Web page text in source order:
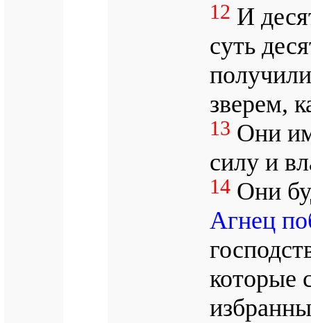
12 И
суть
зверем,
13 Они
силу и
14 Они
Агнец
которые